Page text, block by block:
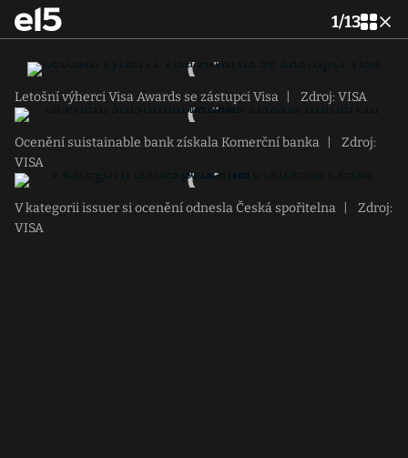
1/13
Letošní výherci Visa Awards se zástupci Visa Zdroj: VISA
Ocenění suistainable bank získala Komerční banka
Zdroj:
VISA
V kategorii issuer si ocenění odnesla Česká spořitelna
Zdroj:
VISA